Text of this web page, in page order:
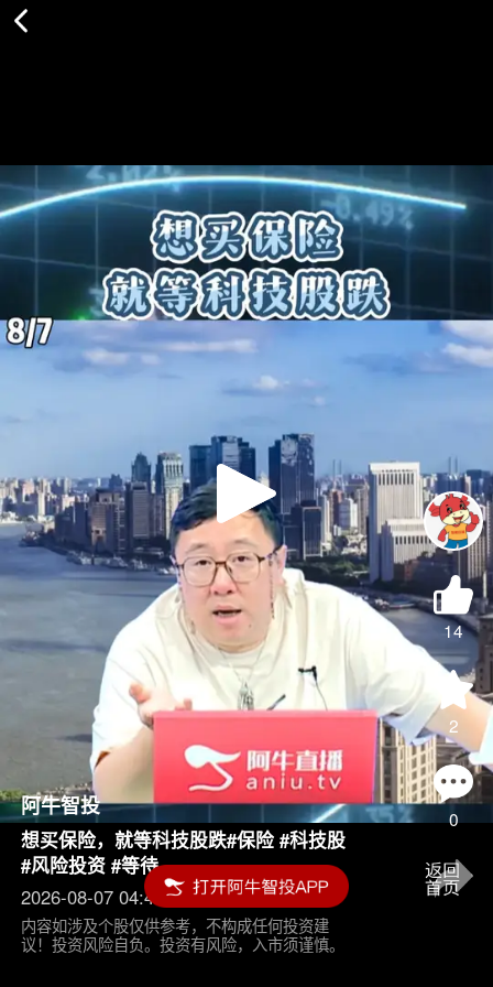
Play
Video
14
2
0
阿牛智投
想买保险，就等科技股跌#保险 #科技股
#风险投资 #等待
2026-08-07 04:45
内容如涉及个股仅供参考，不构成任何投资建
议！投资风险自负。投资有风险，入市须谨慎。